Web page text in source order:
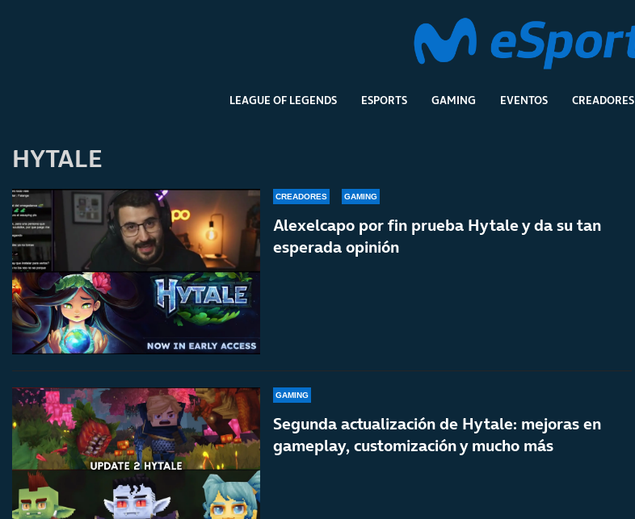
LEAGUE OF LEGENDS ESPORTS GAMING EVENTOS CREADORES
HYTALE
CREADORES GAMING
Alexelcapo por fin prueba Hytale y da su tan
esperada opinión
GAMING
Segunda actualización de Hytale: mejoras en
gameplay, customización y mucho más